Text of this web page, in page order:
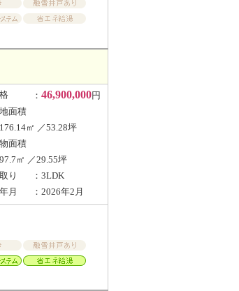
：46,900,000円
面積
176.14㎡ ／53.28坪
面積
97.7㎡ ／29.55坪
り
：3LDK
月
：2026年2月